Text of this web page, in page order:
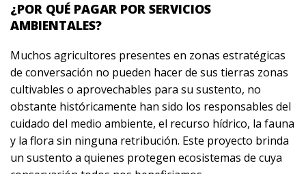
¿POR QUÉ PAGAR POR SERVICIOS
AMBIENTALES?
Muchos agricultores presentes en zonas estratégicas
de conversación no pueden hacer de sus tierras zonas
cultivables o aprovechables para su sustento, no
obstante históricamente han sido los responsables del
cuidado del medio ambiente, el recurso hídrico, la fauna
y la flora sin ninguna retribución. Este proyecto brinda
un sustento a quienes protegen ecosistemas de cuya